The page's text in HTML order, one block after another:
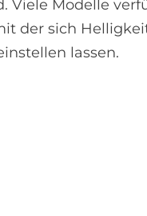
Viele Modelle
der sich
lassen.